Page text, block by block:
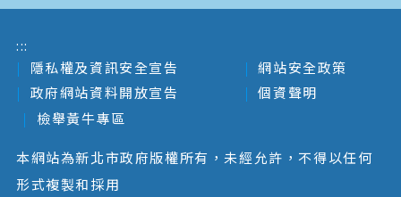
:::
隱私權及資訊安全宣告
網站安全政策
政府網站資料開放宣告
個資聲明
檢舉黃牛專區
本網站為新北市政府版權所有，未經允許，不得以任何
形式複製和採用